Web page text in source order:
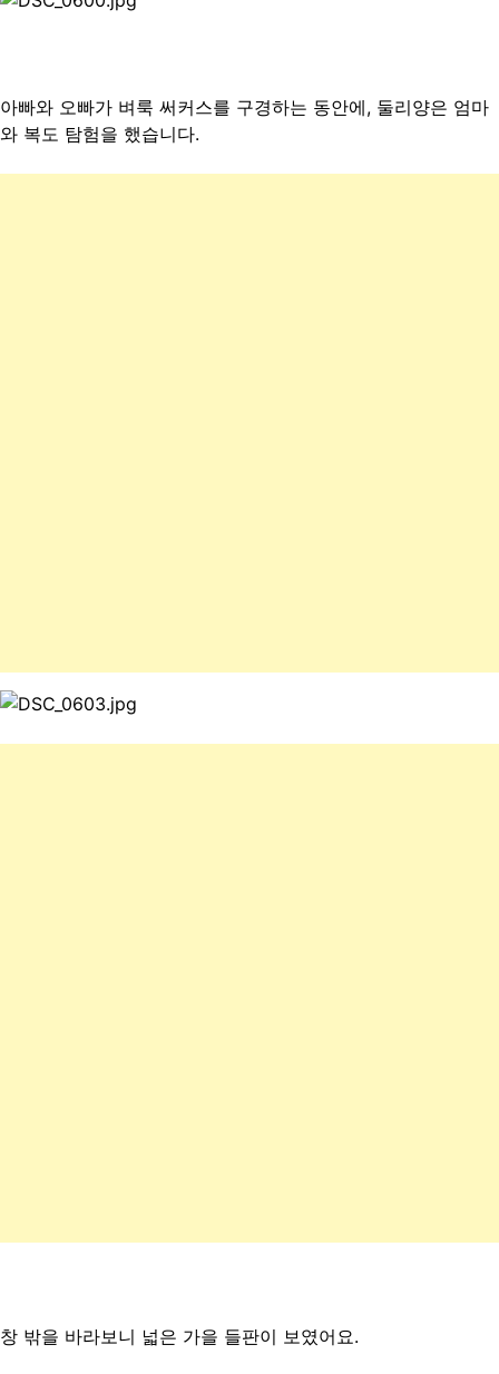
아빠와 오빠가 벼룩 써커스를 구경하는 동안에, 둘리양은 엄마
와 복도 탐험을 했습니다.
창 밖을 바라보니 넓은 가을 들판이 보였어요.